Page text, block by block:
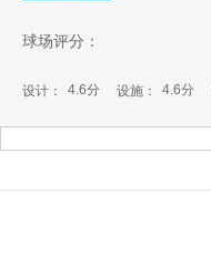
球场评分：
设计： 4.6分 设施： 4.6分